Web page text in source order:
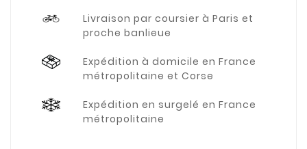
Livraison par coursier à Paris et
proche banlieue
Expédition à domicile en France
métropolitaine et Corse
Expédition en surgelé en France
métropolitaine